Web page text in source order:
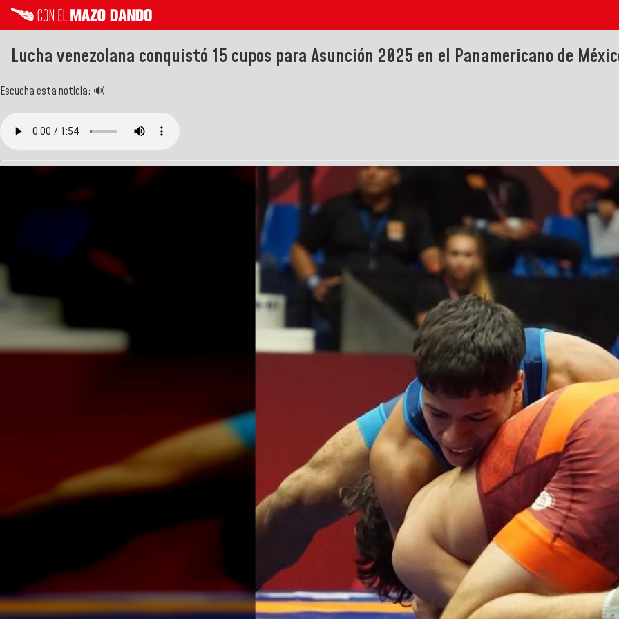
Lucha venezolana conquistó 15 cupos para Asunción 2025 en el Panamericano de
Escucha esta noticia: 🔊